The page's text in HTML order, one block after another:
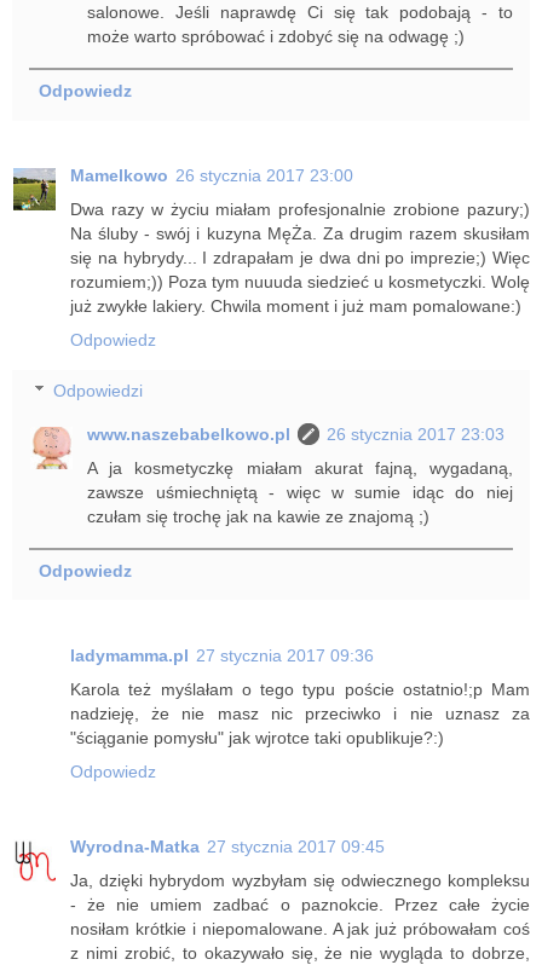
salonowe. Jeśli naprawdę Ci się tak podobają - to
może warto spróbować i zdobyć się na odwagę ;)
Odpowiedz
Mamelkowo 26 stycznia 2017 23:00
Dwa razy w życiu miałam profesjonalnie zrobione pazury;)
Na śluby - swój i kuzyna MęŻa. Za drugim razem skusiłam
się na hybrydy... I zdrapałam je dwa dni po imprezie;) Więc
rozumiem;)) Poza tym nuuuda siedzieć u kosmetyczki. Wolę
już zwykłe lakiery. Chwila moment i już mam pomalowane:)
Odpowiedz
Odpowiedzi
www.naszebabelkowo.pl
26 stycznia 2017 23:03
A ja kosmetyczkę miałam akurat fajną, wygadaną,
zawsze uśmiechniętą - więc w sumie idąc do niej
czułam się trochę jak na kawie ze znajomą ;)
Odpowiedz
ladymamma.pl 27 stycznia 2017 09:36
Karola też myślałam o tego typu poście ostatnio!;p Mam
nadzieję, że nie masz nic przeciwko i nie uznasz za
"ściąganie pomysłu" jak wjrotce taki opublikuje?:)
Odpowiedz
Wyrodna-Matka 27 stycznia 2017 09:45
Ja, dzięki hybrydom wyzbyłam się odwiecznego kompleksu
- że nie umiem zadbać o paznokcie. Przez całe życie
nosiłam krótkie i niepomalowane. A jak już próbowałam coś
z nimi zrobić, to okazywało się, że nie wygląda to dobrze,